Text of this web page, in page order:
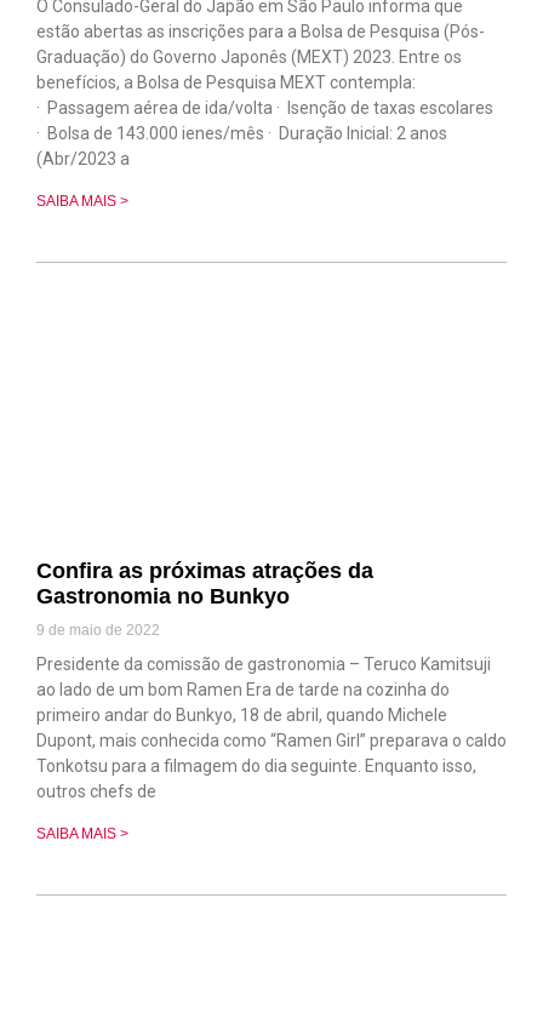
O Consulado-Geral do Japão em São Paulo informa que
estão abertas as inscrições para a Bolsa de Pesquisa (Pós-
Graduação) do Governo Japonês (MEXT) 2023. Entre os
benefícios, a Bolsa de Pesquisa MEXT contempla:
· Passagem aérea de ida/volta · Isenção de taxas escolares
· Bolsa de 143.000 ienes/mês · Duração Inicial: 2 anos
(Abr/2023 a
SAIBA MAIS >
Confira as próximas atrações da
Gastronomia no Bunkyo
9 de maio de 2022
Presidente da comissão de gastronomia – Teruco Kamitsuji
ao lado de um bom Ramen Era de tarde na cozinha do
primeiro andar do Bunkyo, 18 de abril, quando Michele
Dupont, mais conhecida como “Ramen Girl” preparava o caldo
Tonkotsu para a filmagem do dia seguinte. Enquanto isso,
outros chefs de
SAIBA MAIS >